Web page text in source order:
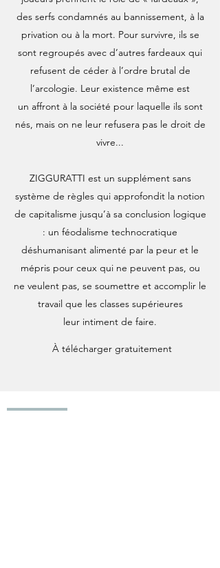
des serfs condamnés au bannissement, à la
privation ou à la mort. Pour survivre, ils se
sont regroupés avec d’autres fardeaux qui
refusent de céder à l’ordre brutal de
l’arcologie. Leur existence même est
un affront à la société pour laquelle ils sont
nés, mais on ne leur refusera pas le droit de
vivre...
ZIGGURATTI est un supplément sans
système de règles qui approfondit la notion
de capitalisme jusqu’à sa conclusion logique
: un féodalisme technocratique
déshumanisant alimenté par la peur et le
mépris pour ceux qui ne peuvent pas, ou
ne veulent pas, se soumettre et accomplir le
travail que les classes supérieures
leur intiment de faire.
À télécharger gratuitement